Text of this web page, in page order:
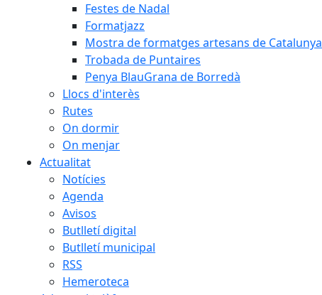
Festes de Nadal
Formatjazz
Mostra de formatges artesans de Catalunya
Trobada de Puntaires
Penya BlauGrana de Borredà
Llocs d'interès
Rutes
On dormir
On menjar
Actualitat
Notícies
Agenda
Avisos
Butlletí digital
Butlletí municipal
RSS
Hemeroteca